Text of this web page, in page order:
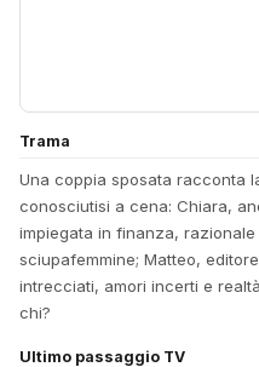
Trama
Una coppia sposata racconta
conosciutisi a cena: Chiara,
impiegata in finanza,
sciupafemmine; Matteo,
intrecciati, amori incerti e
chi?
Ultimo passaggio TV